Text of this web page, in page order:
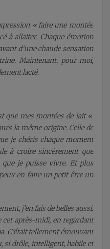
« faire une montée
à allaiter. Chaque émotion
d’une chaude sensation
Maintenant, pour moi,
lacté.
que mes montées de lait «
la même origine. Celle de
je chéris chaque moment
à croire sincèrement que
je puisse vivre. Et plus
en faire un petit être un
j’en fais de belles aussi.
cet après-midi, en regardant
C’était tellement émouvant
si drôle, intelligent, habile et